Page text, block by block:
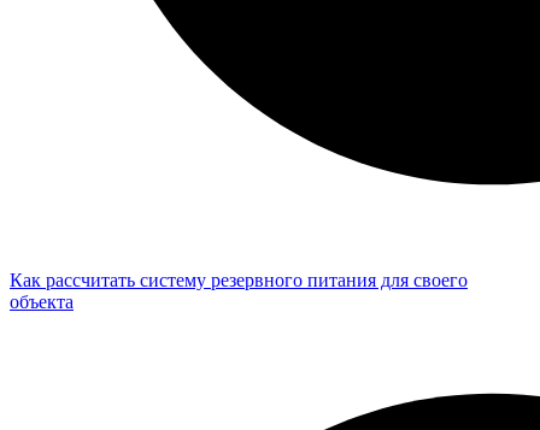
Как рассчитать систему резервного питания для своего
объекта